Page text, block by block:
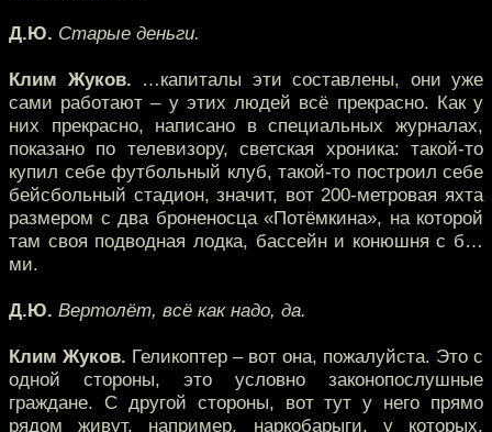
Д.Ю. Старые деньги.
Клим Жуков. …капиталы эти составлены, они уже
сами работают – у этих людей всё прекрасно. Как у
них прекрасно, написано в специальных журналах,
показано по телевизору, светская хроника: такой-то
купил себе футбольный клуб, такой-то построил себе
бейсбольный стадион, значит, вот 200-метровая яхта
размером с два броненосца «Потёмкина», на которой
там своя подводная лодка, бассейн и конюшня с б…
ми.
Д.Ю. Вертолёт, всё как надо, да.
Клим Жуков. Геликоптер – вот она, пожалуйста. Это с
одной стороны, это условно законопослушные
граждане. С другой стороны, вот тут у него прямо
рядом живут, например, наркобарыги, у которых,